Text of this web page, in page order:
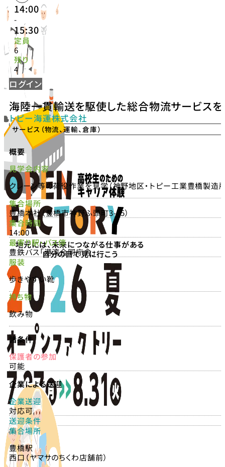
地元には、未来につながる仕事がある
自分の目で見に行こう
14:00
-
15:30
定員
6
残り
4
ログイン
海陸一貫輸送を駆使した総合物流サービス
トピー海運株式会社
サービス（物流、運輸、倉庫）
概要
見学会内容
クレーン等の荷役作業を見学（神野地区・トピー工業豊橋製造
集合場所
豊橋本社（豊橋市神野ふ頭町3-15）
集合時間
14:00
最寄り駅・バス停
豊鉄バス「港湾合同庁舎」
服装
歩きやすい靴
持ち物
飲み物
諸条件
保護者の参加
可能
企業による送迎
企業送迎
対応可
送迎条件
集合場所
豊橋駅
西口（ヤマサのちくわ店舗前）